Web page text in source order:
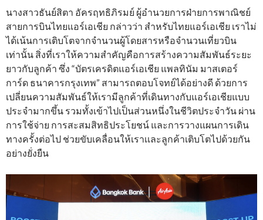
นางสาวธันย์สิตา อัครฤทธิภิรมย์ ผู้อำนวยการฝ่ายการพาณิชย์
สายการบินไทยแอร์เอเชีย กล่าวว่า สำหรับไทยแอร์เอเชีย เราไม่
ได้เน้นการเติบโตจากจำนวนผู้โดยสารหรือจำนวนเที่ยวบิน
เท่านั้น สิ่งที่เราให้ความสำคัญคือการสร้างความสัมพันธ์ระยะ
ยาวกับลูกค้า ซึ่ง “บัตรเครดิตแอร์เอเชีย แพลทินัม มาสเตอร์
การ์ด ธนาคารกรุงเทพ” สามารถตอบโจทย์ได้อย่างดี ด้วยการ
เปลี่ยนความสัมพันธ์ให้เรามีลูกค้าที่เดินทางกับแอร์เอเชียแบบ
ประจำมากขึ้น รวมทั้งเข้าไปเป็นส่วนหนึ่งในชีวิตประจำวัน ผ่าน
การใช้จ่าย การสะสมสิทธิประโยชน์ และการวางแผนการเดิน
ทางครั้งต่อไป ช่วยขับเคลื่อนให้เราเเละลูกค้าเติบโตไปด้วยกัน
อย่างยั่งยืน